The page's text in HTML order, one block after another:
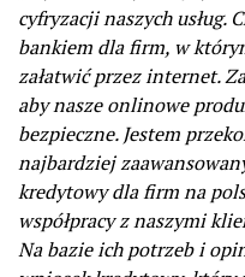
cyfryzacji naszych usług.
bankiem dla firm, w
załatwić przez internet.
aby nasze onlinowe
bezpieczne. Jestem
najbardziej
kredytowy dla firm na
współpracy z naszymi
Na bazie ich potrzeb i